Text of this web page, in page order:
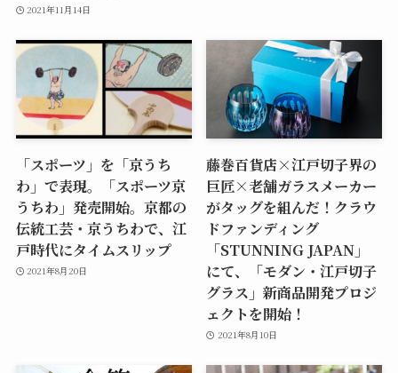
2021年11月14日
「スポーツ」を「京うち
わ」で表現。「スポーツ京
うちわ」発売開始。京都の
伝統工芸・京うちわで、江
戸時代にタイムスリップ
2021年8月20日
藤巻百貨店×江戸切子界の
巨匠×老舗ガラスメーカー
がタッグを組んだ！クラウ
ドファンディング
「STUNNING JAPAN」
にて、「モダン・江戸切子
グラス」新商品開発プロジ
ェクトを開始！
2021年8月10日